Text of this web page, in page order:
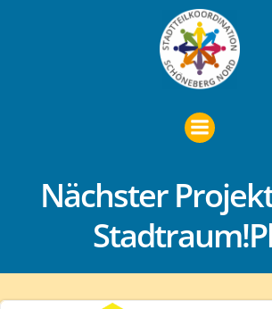
Zum
Inhalt
springen
Nächster